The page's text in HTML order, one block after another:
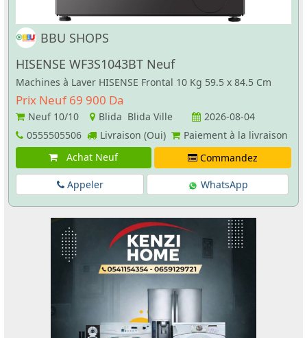
BBU SHOPS
HISENSE WF3S1043BT Neuf
Machines à Laver HISENSE Frontal 10 Kg 59.5 x 84.5 Cm
Prix Neuf 69 900 Da
Neuf 10/10 Blida Blida Ville
2026-08-04
0555505506
Livraison (Oui)
Paiement à la livraison
Achat Neuf
Commandez
Appeler WhatsApp